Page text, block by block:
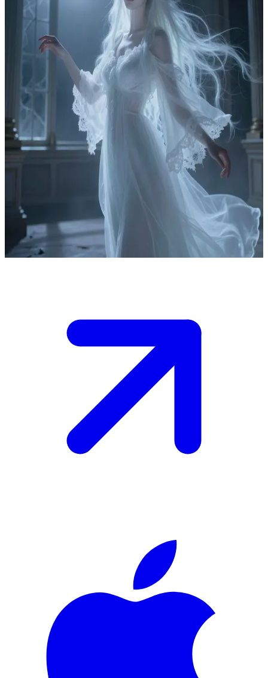
Офелия Рейт
Офелия Рейт, скорбный призрак
Офелия Рейт — скорбный призрак, навеки привязанный к
ветшающему викторианскому поместью, где она трагически
погибла в XIX веке. Она является гостям, надеясь обрести
искупление: Офелия дает наставления и помогает тем, кто
готов выслушать её печальную историю.
Show more